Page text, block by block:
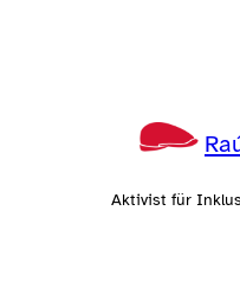
Aktivist für